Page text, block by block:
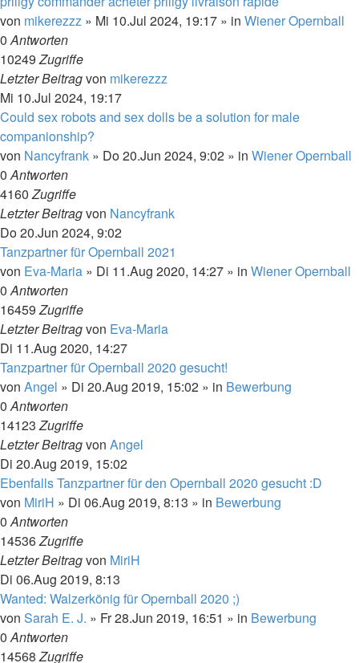
von mikerezzz » Mi 10.Jul 2024, 19:17 » in Wiener Opernball
0Antworten
10249Zugriffe
Letzter Beitragvon mikerezzz
Mi 10.Jul 2024, 19:17
Could sex robots and sex dolls be a solution for male
companionship?
von Nancyfrank » Do 20.Jun 2024, 9:02 » in Wiener Opernball
0Antworten
4160Zugriffe
Letzter Beitragvon Nancyfrank
Do 20.Jun 2024, 9:02
Tanzpartner für Opernball 2021
von Eva-Maria » Di 11.Aug 2020, 14:27 » in Wiener Opernball
0Antworten
16459Zugriffe
Letzter Beitragvon Eva-Maria
Di 11.Aug 2020, 14:27
Tanzpartner für Opernball 2020 gesucht!
von Angel » Di 20.Aug 2019, 15:02 » in Bewerbung
0Antworten
14123Zugriffe
Letzter Beitragvon Angel
Di 20.Aug 2019, 15:02
Ebenfalls Tanzpartner für den Opernball 2020 gesucht :D
von MiriH » Di 06.Aug 2019, 8:13 » in Bewerbung
0Antworten
14536Zugriffe
Letzter Beitragvon MiriH
Di 06.Aug 2019, 8:13
Wanted: Walzerkönig für Opernball 2020 ;)
von Sarah E. J. » Fr 28.Jun 2019, 16:51 » in Bewerbung
0Antworten
14568Zugriffe